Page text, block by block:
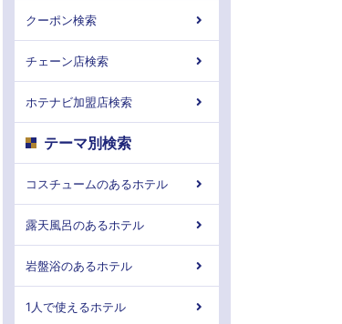
クーポン検索
チェーン店検索
ホテナビ加盟店検索
テーマ別検索
コスチュームのあるホテル
露天風呂のあるホテル
岩盤浴のあるホテル
1人で使えるホテル